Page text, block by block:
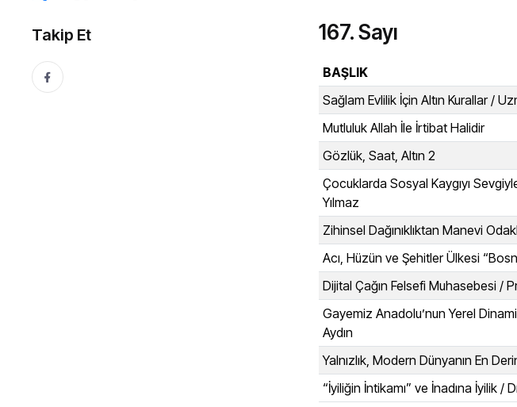
Takip Et 167. Sayı
BAŞLIK
Sağlam Evlilik İçin Altın Kurallar /
Mutluluk Allah İle İrtibat Halidir
Gözlük, Saat, Altın 2
Çocuklarda Sosyal Kaygıyı
Yılmaz
Zihinsel Dağınıklıktan Manevi
Acı, Hüzün ve Şehitler Ülkesi
Dijital Çağın Felsefi Muhasebesi /
Gayemiz Anadolu’nun Yerel
Aydın
Yalnızlık, Modern Dünyanın En
“İyiliğin İntikamı” ve İnadına İyilik /